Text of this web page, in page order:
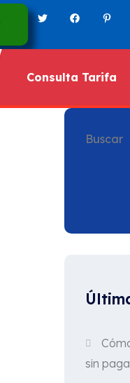
Consulta Tarifa
Buscar
sin